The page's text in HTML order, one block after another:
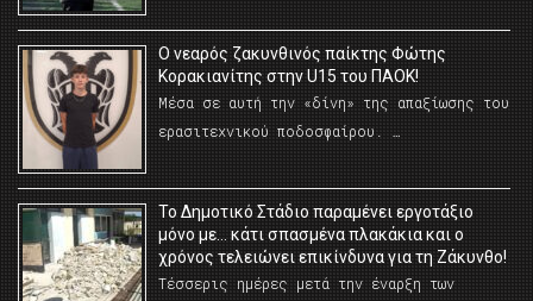
O νεαρός ζακυνθινός παίκτης Φώτης
Κορακιανίτης στην U15 του ΠΑΟΚ!
Μέσα σε αυτή την «δίνη» της απαξίωσης του
ερασιτεχνικού ποδοσφαίρου. …
Το Δημοτικό Στάδιο παραμένει εργοτάξιο
μόνο με… κάτι σπασμένα πλακάκια και ο
χρόνος τελειώνει επικίνδυνα για τη Ζάκυνθο!
Τέσσερις ημέρες μετά την έναρξη των